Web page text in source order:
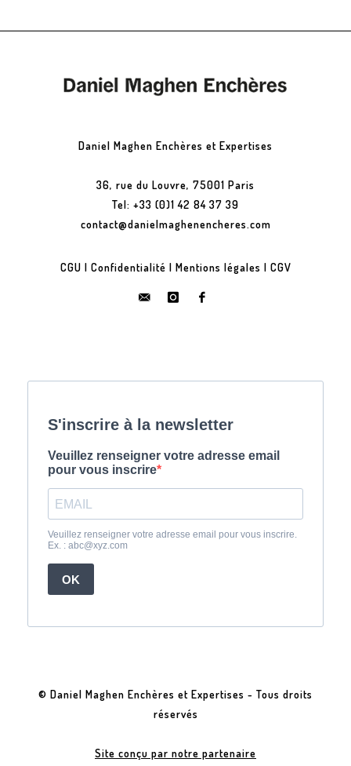
Daniel Maghen Enchères et Expertises
36, rue du Louvre, 75001 Paris
Tel: +33 (0)1 42 84 37 39
contact@danielmaghenencheres.com
CGU | Confidentialité | Mentions légales | CGV
© Daniel Maghen Enchères et Expertises - Tous droits
réservés
Site conçu par notre partenaire